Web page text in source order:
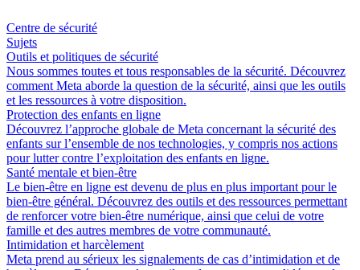
Centre de sécurité
Sujets
Outils et politiques de sécurité
Nous sommes toutes et tous responsables de la sécurité. Découvrez
comment Meta aborde la question de la sécurité, ainsi que les outils
et les ressources à votre disposition.
Protection des enfants en ligne
Découvrez l’approche globale de Meta concernant la sécurité des
enfants sur l’ensemble de nos technologies, y compris nos actions
pour lutter contre l’exploitation des enfants en ligne.
Santé mentale et bien-être
Le bien-être en ligne est devenu de plus en plus important pour le
bien-être général. Découvrez des outils et des ressources permettant
de renforcer votre bien-être numérique, ainsi que celui de votre
famille et des autres membres de votre communauté.
Intimidation et harcèlement
Meta prend au sérieux les signalements de cas d’intimidation et de